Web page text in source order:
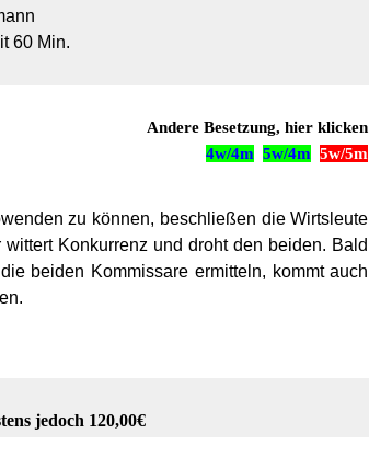
60 Min.
Andere Besetzung, hier klicken
4w/4m 5w/4m 5w/5m
zu können, beschließen die Wirtsleute
Konkurrenz und droht den beiden. Bald
beiden Kommissare ermitteln, kommt auch
jedoch 120,00€